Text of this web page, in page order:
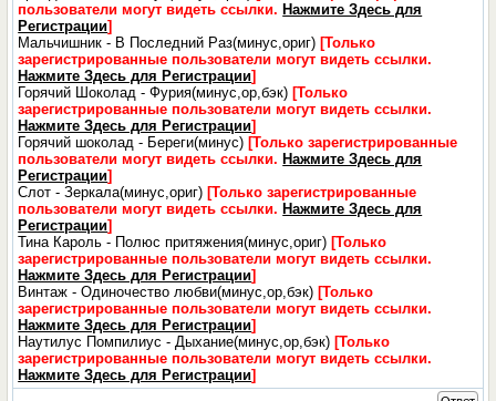
пользователи могут видеть ссылки. Нажмите Здесь для
Регистрации]
Мальчишник - В Последний Раз(минус,ориг) [Только
зарегистрированные пользователи могут видеть ссылки.
Нажмите Здесь для Регистрации]
Горячий Шоколад - Фурия(минус,ор,бэк) [Только
зарегистрированные пользователи могут видеть ссылки.
Нажмите Здесь для Регистрации]
Горячий шоколад - Береги(минус) [Только зарегистрированные
пользователи могут видеть ссылки. Нажмите Здесь для
Регистрации]
Слот - Зеркала(минус,ориг) [Только зарегистрированные
пользователи могут видеть ссылки. Нажмите Здесь для
Регистрации]
Тина Кароль - Полюс притяжения(минус,ориг) [Только
зарегистрированные пользователи могут видеть ссылки.
Нажмите Здесь для Регистрации]
Винтаж - Одиночество любви(минус,ор,бэк) [Только
зарегистрированные пользователи могут видеть ссылки.
Нажмите Здесь для Регистрации]
Наутилус Помпилиус - Дыхание(минус,ор,бэк) [Только
зарегистрированные пользователи могут видеть ссылки.
Нажмите Здесь для Регистрации]